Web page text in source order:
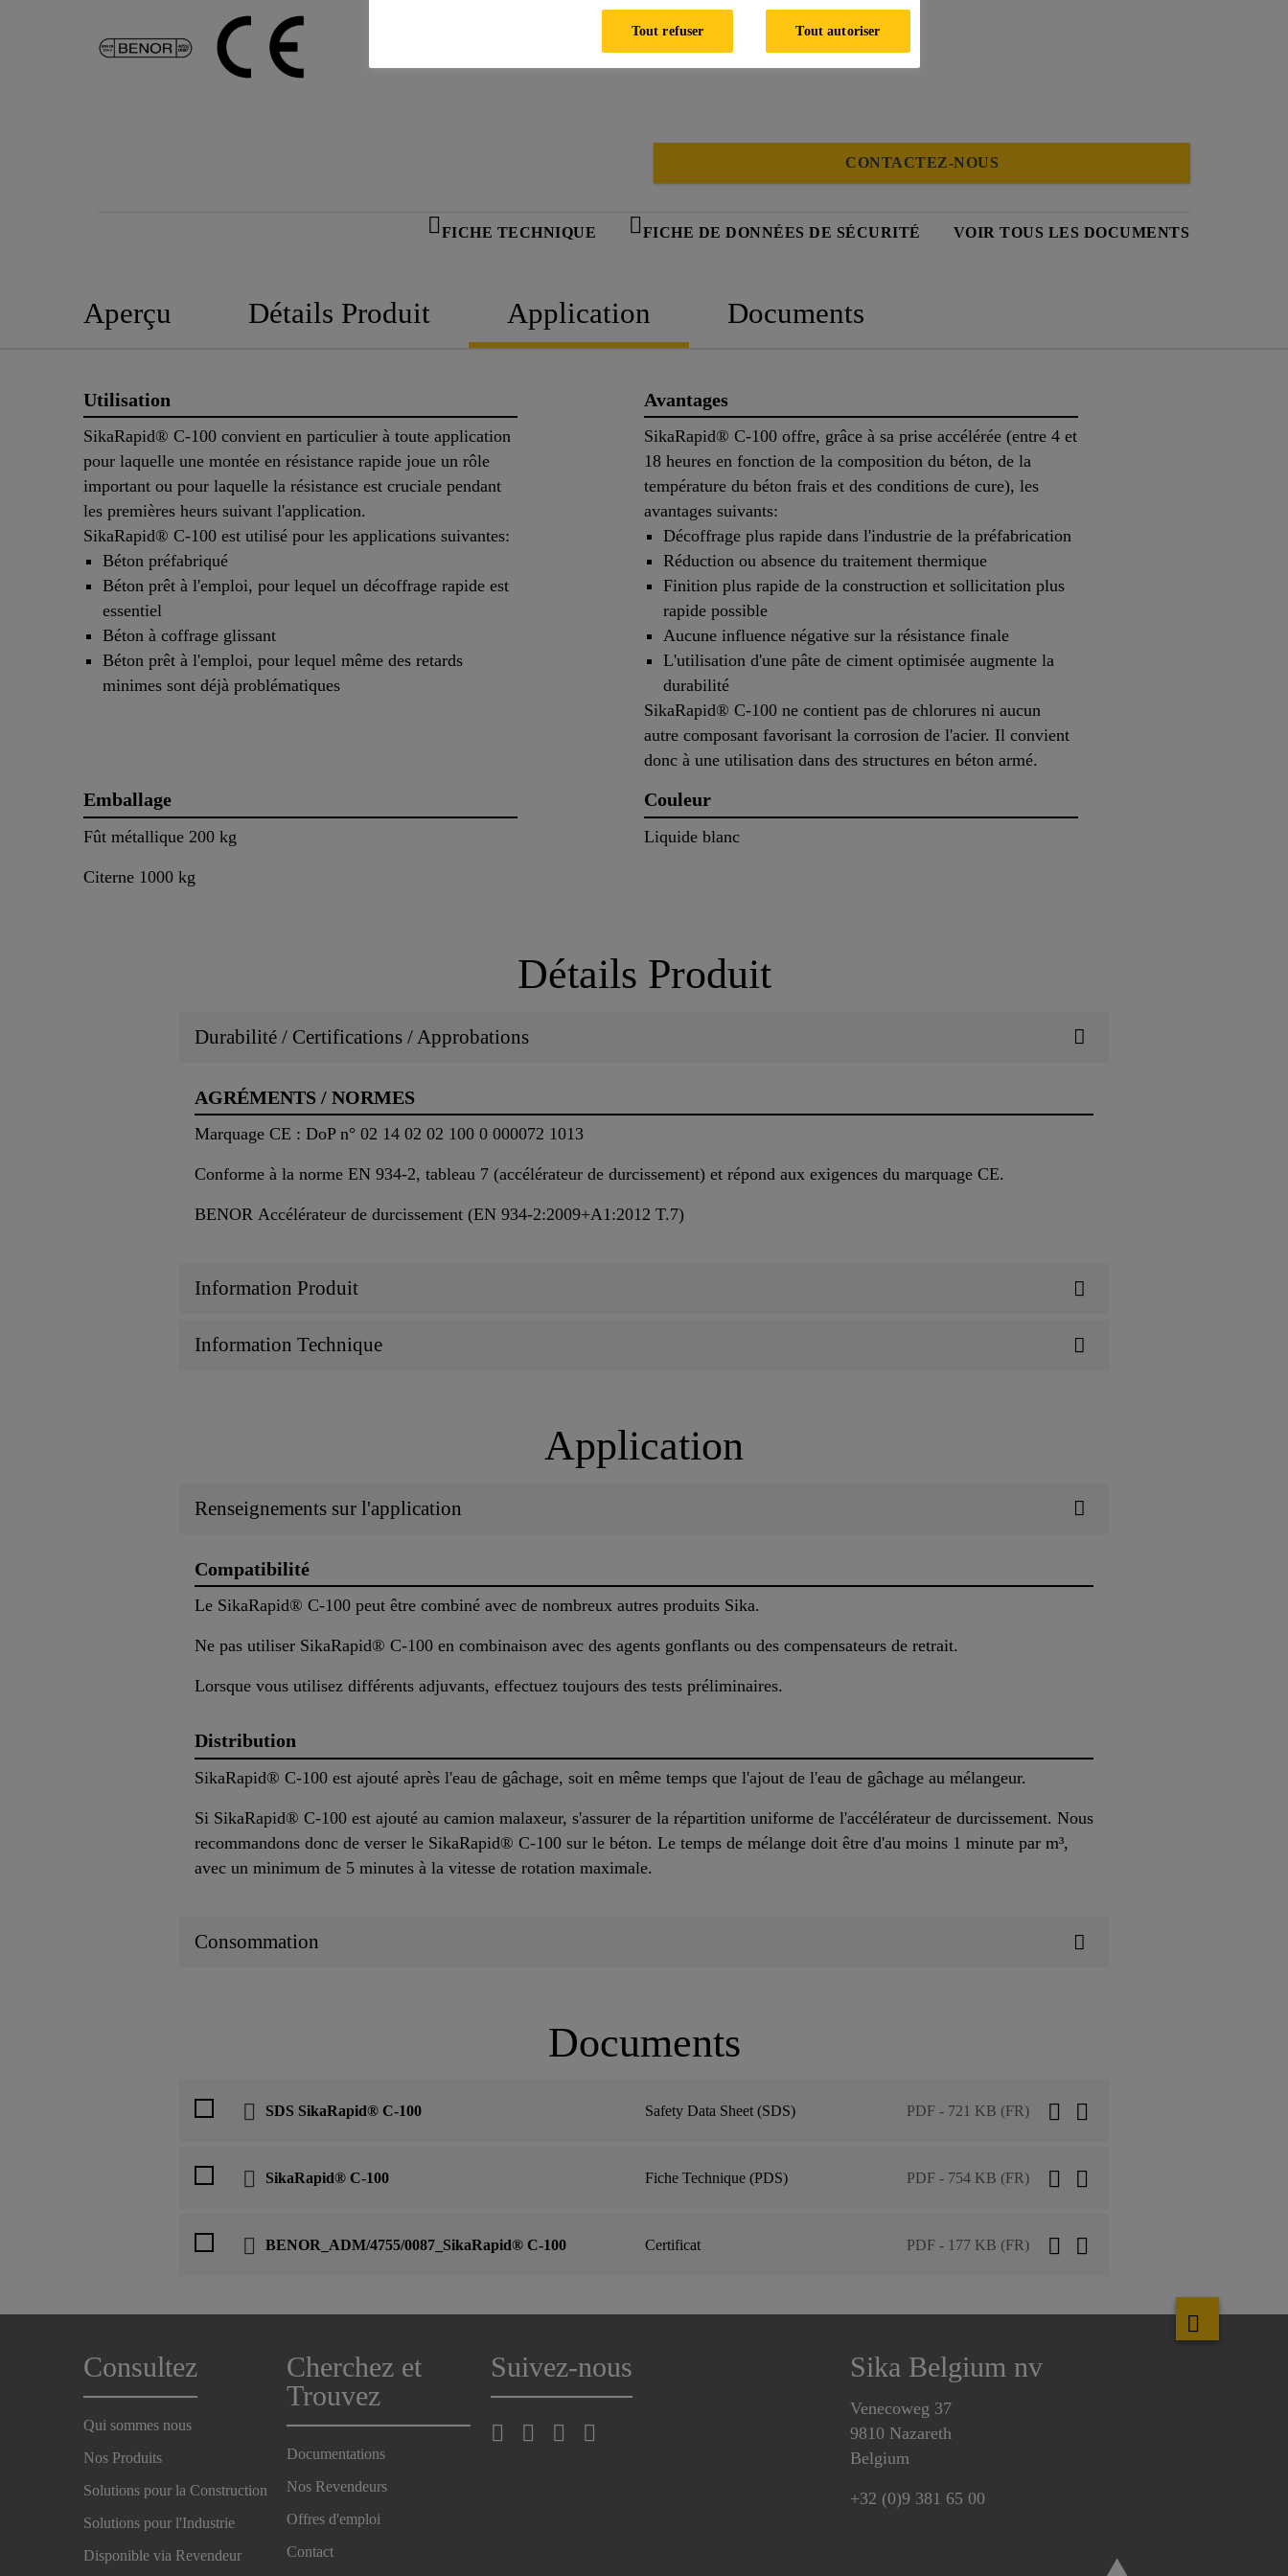
CONTACTEZ-NOUS
FICHE TECHNIQUE FICHE DE DONNÉES DE SÉCURITÉ VOIR TOUS LES DOCUMENTS
Aperçu Détails Produit Application Documents
Utilisation
SikaRapid® C-100 convient en particulier à toute application
pour laquelle une montée en résistance rapide joue un rôle
important ou pour laquelle la résistance est cruciale pendant
les premières heurs suivant l'application.
SikaRapid® C-100 est utilisé pour les applications suivantes:
Béton préfabriqué
Béton prêt à l'emploi, pour lequel un décoffrage rapide est
essentiel
Béton à coffrage glissant
Béton prêt à l'emploi, pour lequel même des retards
minimes sont déjà problématiques
Avantages
SikaRapid® C-100 offre, grâce à sa prise accélérée (entre 4 et
18 heures en fonction de la composition du béton, de la
température du béton frais et des conditions de cure), les
avantages suivants:
Décoffrage plus rapide dans l'industrie de la préfabrication
Réduction ou absence du traitement thermique
Finition plus rapide de la construction et sollicitation plus
rapide possible
Aucune influence négative sur la résistance finale
L'utilisation d'une pâte de ciment optimisée augmente la
durabilité
SikaRapid® C-100 ne contient pas de chlorures ni aucun
autre composant favorisant la corrosion de l'acier. Il convient
donc à une utilisation dans des structures en béton armé.
Emballage
Fût métallique 200 kg
Citerne 1000 kg
Couleur
Liquide blanc
Détails Produit
Durabilité / Certifications / Approbations
AGRÉMENTS / NORMES
Marquage CE : DoP n° 02 14 02 02 100 0 000072 1013
Conforme à la norme EN 934-2, tableau 7 (accélérateur de durcissement) et répond aux exigences du marquage CE.
BENOR Accélérateur de durcissement (EN 934-2:2009+A1:2012 T.7)
Information Produit
Information Technique
Application
Renseignements sur l'application
Compatibilité
Le SikaRapid® C-100 peut être combiné avec de nombreux autres produits Sika.
Ne pas utiliser SikaRapid® C-100 en combinaison avec des agents gonflants ou des compensateurs de retrait.
Lorsque vous utilisez différents adjuvants, effectuez toujours des tests préliminaires.
Distribution
SikaRapid® C-100 est ajouté après l'eau de gâchage, soit en même temps que l'ajout de l'eau de gâchage au mélangeur.
Si SikaRapid® C-100 est ajouté au camion malaxeur, s'assurer de la répartition uniforme de l'accélérateur de durcissement. Nous
recommandons donc de verser le SikaRapid® C-100 sur le béton. Le temps de mélange doit être d'au moins 1 minute par m³,
avec un minimum de 5 minutes à la vitesse de rotation maximale.
Consommation
Documents
SDS SikaRapid® C-100 Safety Data Sheet (SDS) PDF - 721 KB (FR)
SikaRapid® C-100 Fiche Technique (PDS) PDF - 754 KB (FR)
BENOR_ADM/4755/0087_SikaRapid® C-100 Certificat PDF - 177 KB (FR)
Consultez
Qui sommes nous
Nos Produits
Solutions pour la Construction
Solutions pour l'Industrie
Disponible via Revendeur
Cherchez et
Trouvez
Documentations
Nos Revendeurs
Offres d'emploi
Contact
Suivez-nous Sika Belgium nv
Venecoweg 37
9810 Nazareth
Belgium
+32 (0)9 381 65 00
Tout refuser Tout autoriser